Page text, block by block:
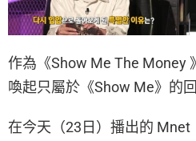
作為《Show Me The Money
喚起只屬於《Show Me》的
在今天（23日）播出的 Mnet